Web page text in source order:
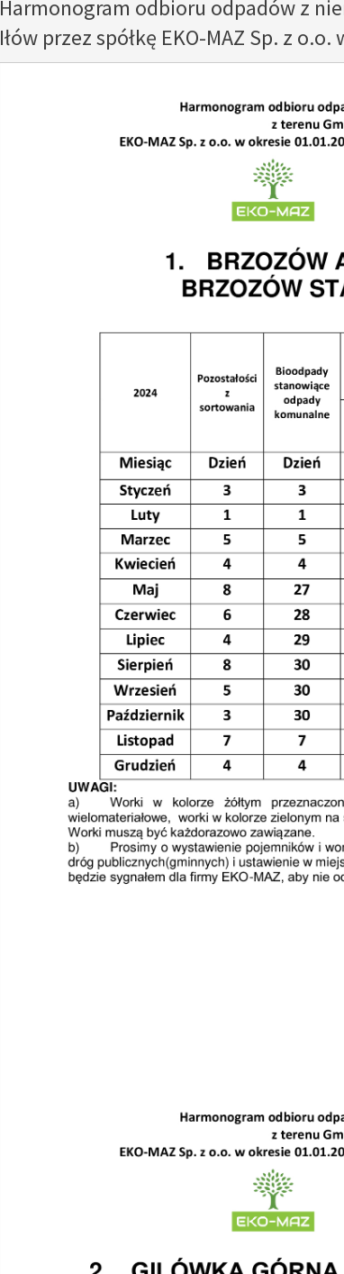
Harmonogram odbioru odpadów z
Iłów przez spółkę EKO-MAZ Sp. z